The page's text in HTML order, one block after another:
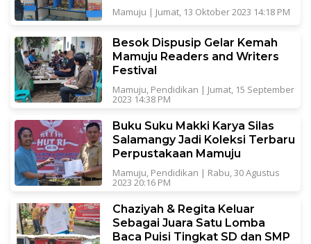
Mamuju | Jumat, 13 Oktober 2023 14:18 PM
Besok Dispusip Gelar Kemah
Mamuju Readers and Writers
Festival
Mamuju Pendidikan | Jumat, 15 September
2023 14:38 PM
Buku Suku Makki Karya Silas
Salamangy Jadi Koleksi Terbaru
Perpustakaan Mamuju
Mamuju Pendidikan | Rabu, 30 Agustus
2023 20:16 PM
Chaziyah & Regita Keluar
Sebagai Juara Satu Lomba
Baca Puisi Tingkat SD dan SMP